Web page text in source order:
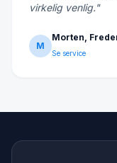
virkelig venlig."
M
Morten,
Se service